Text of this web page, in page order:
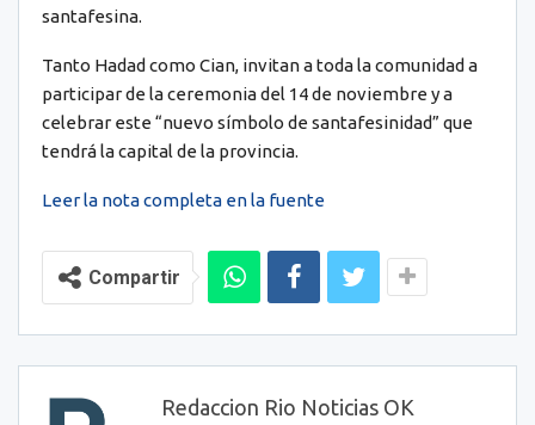
santafesina.
Tanto Hadad como Cian, invitan a toda la comunidad a
participar de la ceremonia del 14 de noviembre y a
celebrar este “nuevo símbolo de santafesinidad” que
tendrá la capital de la provincia.
Leer la nota completa en la fuente
Compartir
Redaccion Rio Noticias OK